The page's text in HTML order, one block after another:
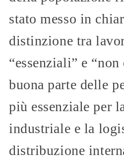
stato messo in
distinzione tra
“essenziali” e
buona parte delle
più essenziale per
industriale e la
distribuzione